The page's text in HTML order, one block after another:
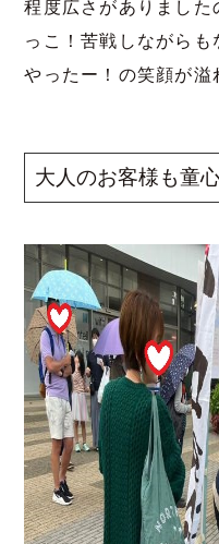
程度広さがありました
っこ！苦戦しながら
やったー！の笑顔が溢
大人のお客様も童